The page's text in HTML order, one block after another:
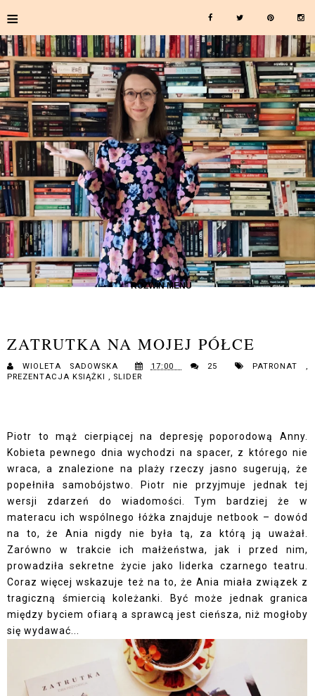
≡
≡ ROZWIŃ MENU
ZATRUTKA NA MOJEJ PÓŁCE
WIOLETA SADOWSKA 17:00 25 PATRONAT,
PREZENTACJA KSIĄŻKI , SLIDER
Piotr to mąż cierpiącej na depresję poporodową Anny.
Kobieta pewnego dnia wychodzi na spacer, z którego nie
wraca, a znalezione na plaży rzeczy jasno sugerują, że
popełniła samobójstwo. Piotr nie przyjmuje jednak tej
wersji zdarzeń do wiadomości. Tym bardziej że w
materacu ich wspólnego łóżka znajduje netbook – dowód
na to, że Ania nigdy nie była tą, za którą ją uważał.
Zarówno w trakcie ich małżeństwa, jak i przed nim,
prowadziła sekretne życie jako liderka czarnego teatru.
Coraz więcej wskazuje też na to, że Ania miała związek z
tragiczną śmiercią koleżanki. Być może jednak granica
między byciem ofiarą a sprawcą jest cieńsza, niż mogłoby
się wydawać...